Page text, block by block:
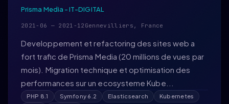
Prisma Media - IT-DIGITAL
2021-06 — 2021-12 Gennevilliers, France
Developpement et refactoring des sites web a
fort trafic de Prisma Media (20 millions de vues par
mois). Migration technique et optimisation des
performances sur un ecosysteme Kube...
PHP 8.1 Symfony 6.2 Elasticsearch
Kubernetes